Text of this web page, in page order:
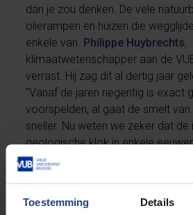
Toestemming Details
dan je zou denken. De vele
olierampen en huizen die
enkele van. Philippe Huybrechts,
klimaatwetenschapper aan de
verrast. Hij zag dit al dertig jaar
"Vanaf de jaren negentig is exact
voorspelden, al gaat de smelt van
sneller. Nu weten we zeker dat de
geologische klok in enkele
miljoenen terugdraait, van een
een opwarmende." Lees meer